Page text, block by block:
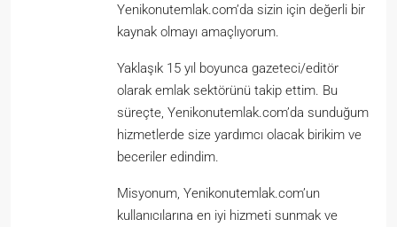
Yenikonutemlak.com’da sizin için değerli bir
kaynak olmayı amaçlıyorum.
Yaklaşık 15 yıl boyunca gazeteci/editör
olarak emlak sektörünü takip ettim. Bu
süreçte, Yenikonutemlak.com’da sunduğum
hizmetlerde size yardımcı olacak birikim ve
beceriler edindim.
Misyonum, Yenikonutemlak.com’un
kullanıcılarına en iyi hizmeti sunmak ve